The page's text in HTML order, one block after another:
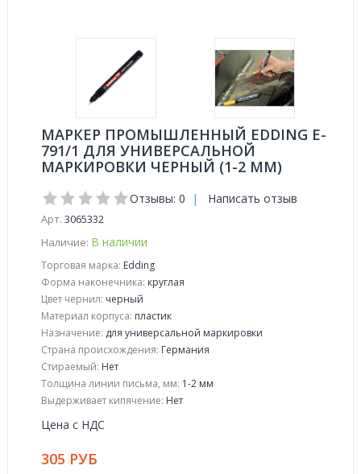
МАРКЕР ПРОМЫШЛЕННЫЙ EDDING E-
791/1 ДЛЯ УНИВЕРСАЛЬНОЙ
МАРКИРОВКИ ЧЕРНЫЙ (1-2 ММ)
Отзывы: 0 | Написать отзыв
Арт. 3065332
Наличие: В наличии
Торговая марка: Edding
Форма наконечника: круглая
Цвет чернил: черный
Материал корпуса: пластик
Назначение: для универсальной маркировки
Страна происхождения: Германия
Стираемый: Нет
Толщина линии письма, мм: 1-2 мм
Выдерживает кипячение: Нет
Цена с НДС
305 РУБ